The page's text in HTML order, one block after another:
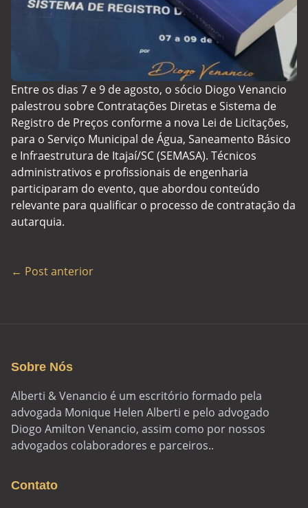
Entre os dias 7 e 9 de agosto, o sócio Diogo Venancio
palestrou sobre Contratações Diretas e Sistema de
Registro de Preços conforme a nova Lei de Licitações,
para o Serviço Municipal de Água, Saneamento Básico
e Infraestrutura de Itajaí/SC (SEMASA). Técnicos
administrativos e profissionais de engenharia
participaram do evento, que abordou conteúdo
relevante para qualificar o processo de contratação da
autarquia.
← Post anterior
Sobre Nós
Alberti & Venancio é um escritório formado pela
advogada Monique Helen Alberti e pelo advogado
Diogo Amilton Venancio, assim como por nossos
advogados colaboradores e parceiros..
Contato